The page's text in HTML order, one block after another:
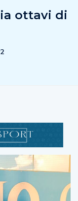
ottavi di